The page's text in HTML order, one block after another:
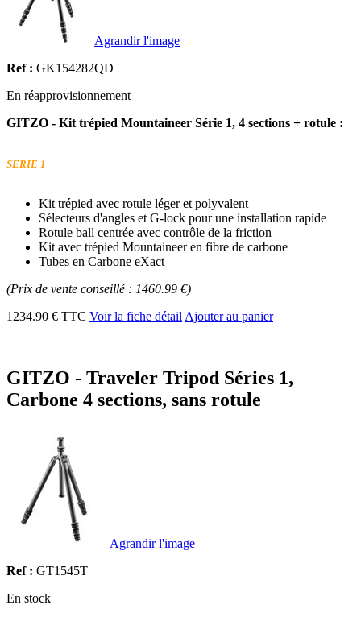
Agrandir l'image
Ref : GK154282QD
En réapprovisionnement
GITZO - Kit trépied Mountaineer Série 1, 4 sections + rotule :
SERIE 1
Kit trépied avec rotule léger et polyvalent
Sélecteurs d'angles et G-lock pour une installation rapide
Rotule ball centrée avec contrôle de la friction
Kit avec trépied Mountaineer en fibre de carbone
Tubes en Carbone eXact
(Prix de vente conseillé : 1460.99 €)
1234.90 € TTC Voir la fiche détail Ajouter au panier
GITZO - Traveler Tripod Séries 1,
Carbone 4 sections, sans rotule
Agrandir l'image
Ref : GT1545T
En stock